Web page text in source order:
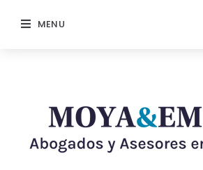
MENU